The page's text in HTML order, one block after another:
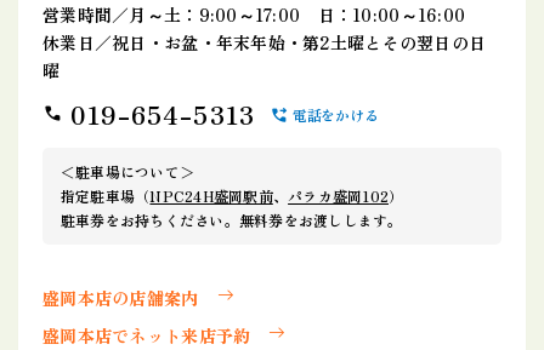
営業時間／月～土：9:00～17:00 日：10:00～16:00
休業日／祝日・お盆・年末年始・第2土曜とその翌日の日
曜
019-654-5313 電話をかける
＜駐車場について＞
指定駐車場（NPC24H盛岡駅前、 パラカ盛岡102）
駐車券をお持ちください。無料券をお渡しします。
盛岡本店の店舗案内
盛岡本店でネット来店予約